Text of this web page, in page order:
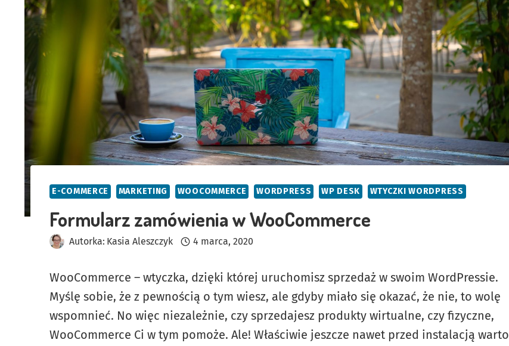
E-COMMERCE MARKETING WOOCOMMERCE WORDPRESS WP DESK WTYCZKI WORDPRESS
Formularz zamówienia w WooCommerce
Autorka: Kasia Aleszczyk 4 marca, 2020
WooCommerce – wtyczka, dzięki której uruchomisz sprzedaż w swoim WordPressie.
Myślę sobie, że z pewnością o tym wiesz, ale gdyby miało się okazać, że nie, to wolę
wspomnieć. No więc niezależnie, czy sprzedajesz produkty wirtualne, czy fizyczne,
WooCommerce Ci w tym pomoże. Ale! Właściwie jeszcze nawet przed instalacją warto